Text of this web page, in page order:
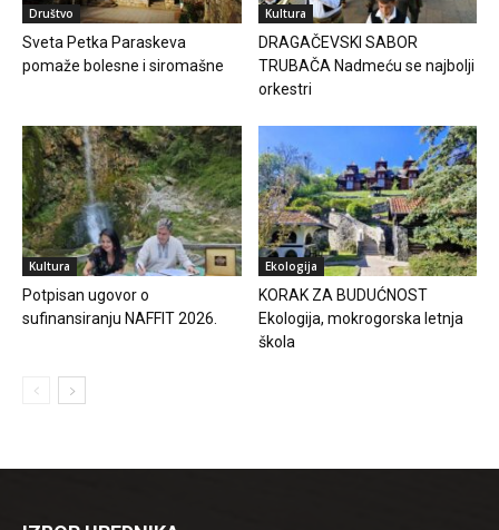
Društvo
Sveta Petka Paraskeva
pomaže bolesne i siromašne
Kultura
DRAGAČEVSKI SABOR
TRUBAČA Nadmeću se najbolji
orkestri
Kultura
Potpisan ugovor o
sufinansiranju NAFFIT 2026.
Ekologija
KORAK ZA BUDUĆNOST
Ekologija, mokrogorska letnja
škola